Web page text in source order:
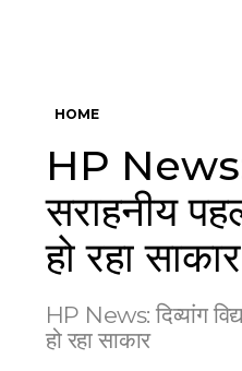
HOME
HP News:
सराहनीय
हो रहा साकार
HP News: दिव्यांग
हो रहा साकार